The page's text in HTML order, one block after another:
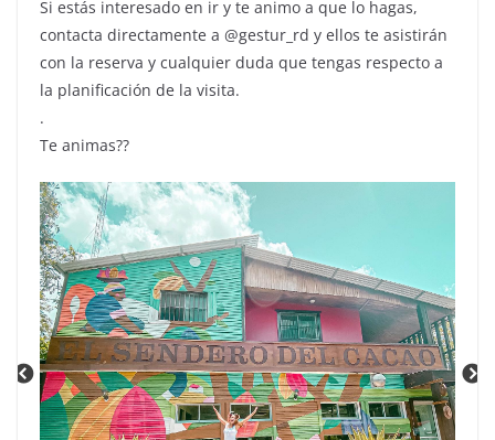
Si estás interesado en ir y te animo a que lo hagas,
contacta directamente a @gestur_rd y ellos te asistirán
con la reserva y cualquier duda que tengas respecto a
la planificación de la visita.
.
Te animas??